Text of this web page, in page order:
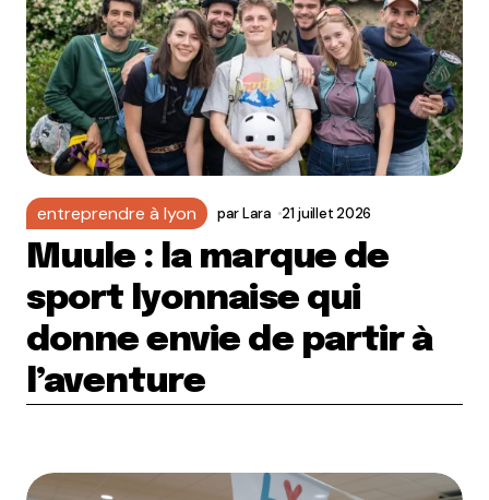
entreprendre à lyon parLara 21 juillet 2026
Muule : la marque de
sport lyonnaise qui
donne envie de partir à
l’aventure